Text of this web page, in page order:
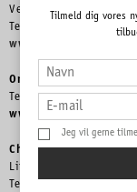
Ved Slotshaven 12,
Telefon 3132 3960 – ph
Online Shop
Telefon 3965 8898 –
www.chaya.dk
Chaya Lager
Literbuen9, 2740
Telefon 3965 8898 –
Tilmeld dig vores
Jeg vil gerne